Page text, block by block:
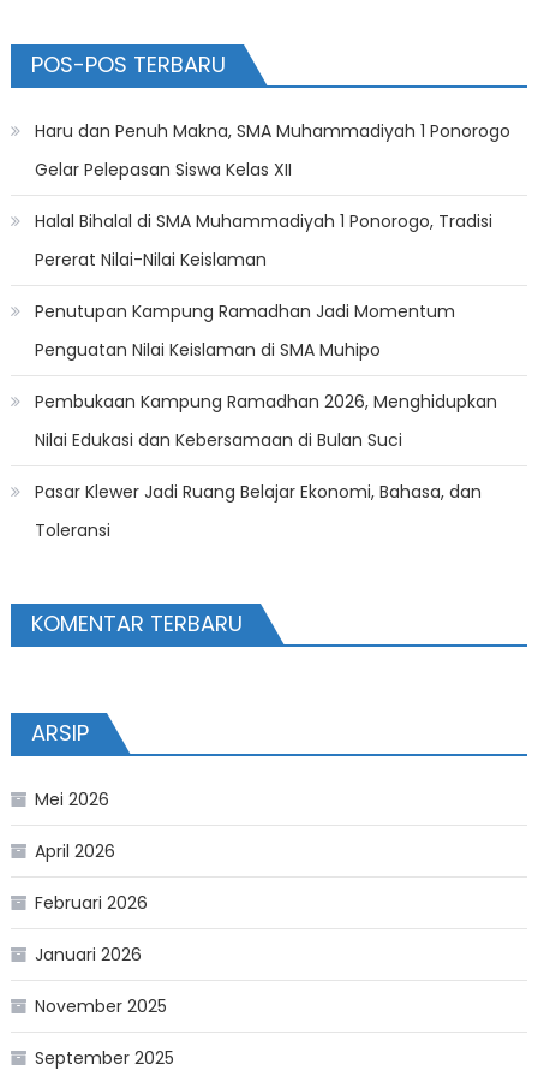
POS-POS TERBARU
Haru dan Penuh Makna, SMA Muhammadiyah 1 Ponorogo
Gelar Pelepasan Siswa Kelas XII
Halal Bihalal di SMA Muhammadiyah 1 Ponorogo, Tradisi
Pererat Nilai-Nilai Keislaman
Penutupan Kampung Ramadhan Jadi Momentum
Penguatan Nilai Keislaman di SMA Muhipo
Pembukaan Kampung Ramadhan 2026, Menghidupkan
Nilai Edukasi dan Kebersamaan di Bulan Suci
Pasar Klewer Jadi Ruang Belajar Ekonomi, Bahasa, dan
Toleransi
KOMENTAR TERBARU
ARSIP
Mei 2026
April 2026
Februari 2026
Januari 2026
November 2025
September 2025